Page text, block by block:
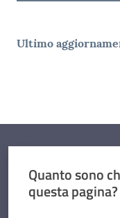
Ultimo
Quanto sono
questa pagina?